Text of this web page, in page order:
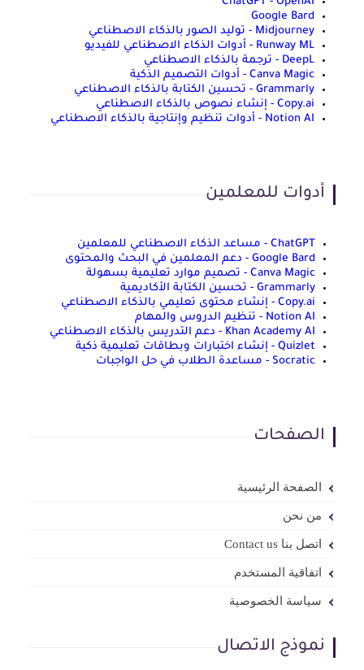
Google Bard
Midjourney - توليد الصور بالذكاء الاصطناعي
Runway ML - أدوات الذكاء الاصطناعي للفيديو
DeepL - ترجمة بالذكاء الاصطناعي
Canva Magic - أدوات التصميم الذكية
Grammarly - تحسين الكتابة بالذكاء الاصطناعي
Copy.ai - إنشاء نصوص بالذكاء الاصطناعي
Notion AI - أدوات تنظيم وإنتاجية بالذكاء الاصطناعي
أدوات للمعلمين
ChatGPT - مساعد الذكاء الاصطناعي للمعلمين
Google Bard - دعم المعلمين في البحث والمحتوى
Canva Magic - تصميم موارد تعليمية بسهولة
Grammarly - تحسين الكتابة الأكاديمية
Copy.ai - إنشاء محتوى تعليمي بالذكاء الاصطناعي
Notion AI - تنظيم الدروس والمهام
Khan Academy AI - دعم التدريس بالذكاء الاصطناعي
Quizlet - إنشاء اختبارات وبطاقات تعليمية ذكية
Socratic - مساعدة الطلاب في حل الواجبات
الصفحات
الصفحة الرئيسية
من نحن
اتصل بنا Contact us
اتفاقية المستخدم
سياسة الخصوصية
نموذج الاتصال